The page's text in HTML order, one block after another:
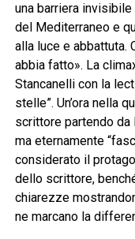
una barriera
del Mediterraneo e
alla luce e abbattuta.
abbia fatto». La
Stancanelli con la
stelle”. Un’ora nella
scrittore partendo da
ma eternamente
considerato il
dello scrittore,
chiarezze
ne marcano la